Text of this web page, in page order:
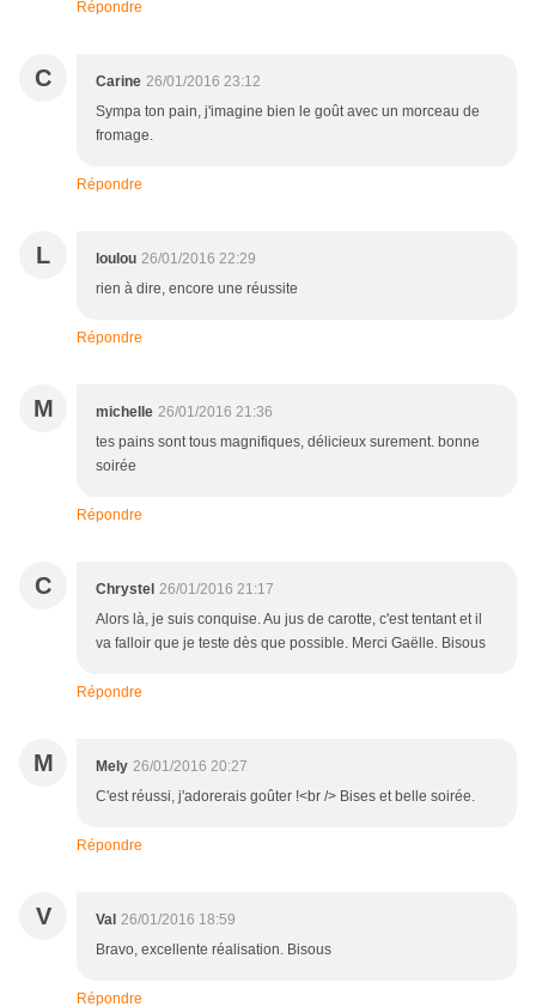
Répondre
C Carine 26/01/2016 23:12
Sympa ton pain, j'imagine bien le goût avec un morceau de
fromage.
Répondre
L loulou 26/01/2016 22:29
rien à dire, encore une réussite
Répondre
M michelle 26/01/2016 21:36
tes pains sont tous magnifiques, délicieux surement. bonne
soirée
Répondre
C Chrystel 26/01/2016 21:17
Alors là, je suis conquise. Au jus de carotte, c'est tentant et il
va falloir que je teste dès que possible. Merci Gaëlle. Bisous
Répondre
M Mely 26/01/2016 20:27
C'est réussi, j'adorerais goûter !<br /> Bises et belle soirée.
Répondre
V Val 26/01/2016 18:59
Bravo, excellente réalisation. Bisous
Répondre